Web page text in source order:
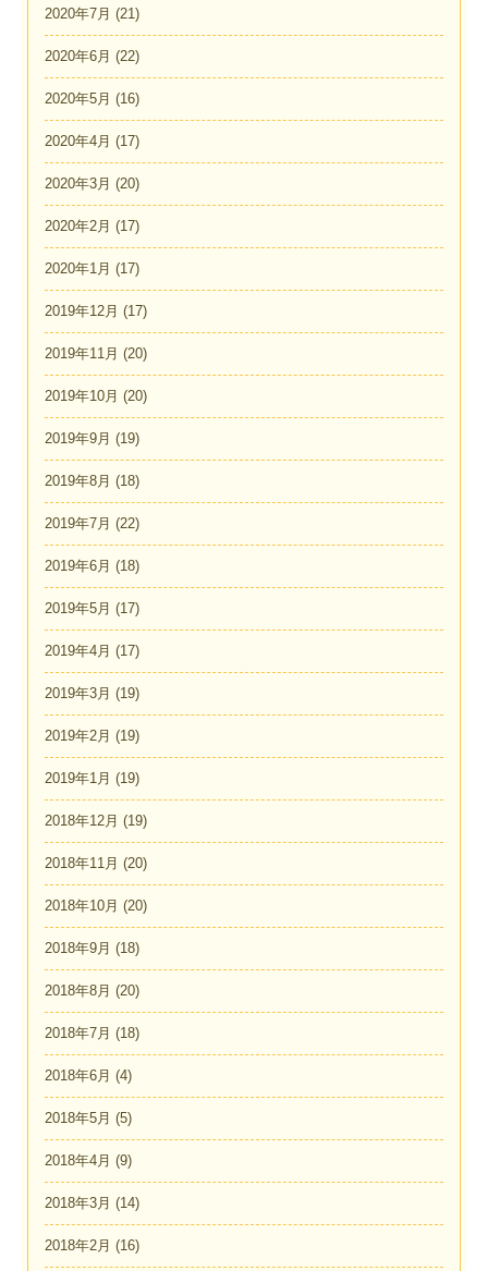
2020年7月 (21)
2020年6月 (22)
2020年5月 (16)
2020年4月 (17)
2020年3月 (20)
2020年2月 (17)
2020年1月 (17)
2019年12月 (17)
2019年11月 (20)
2019年10月 (20)
2019年9月 (19)
2019年8月 (18)
2019年7月 (22)
2019年6月 (18)
2019年5月 (17)
2019年4月 (17)
2019年3月 (19)
2019年2月 (19)
2019年1月 (19)
2018年12月 (19)
2018年11月 (20)
2018年10月 (20)
2018年9月 (18)
2018年8月 (20)
2018年7月 (18)
2018年6月 (4)
2018年5月 (5)
2018年4月 (9)
2018年3月 (14)
2018年2月 (16)